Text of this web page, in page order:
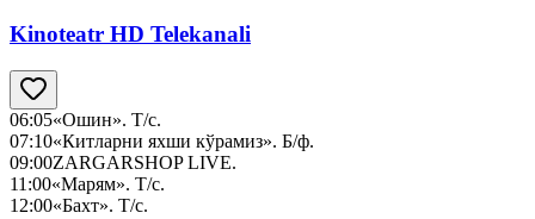
Kinoteatr HD Telekanali
06:05«Ошин». Т/с.
07:10«Китларни яхши кўрамиз». Б/ф.
09:00ZARGARSHOP LIVE.
11:00«Марям». Т/с.
12:00«Бахт». Т/с.